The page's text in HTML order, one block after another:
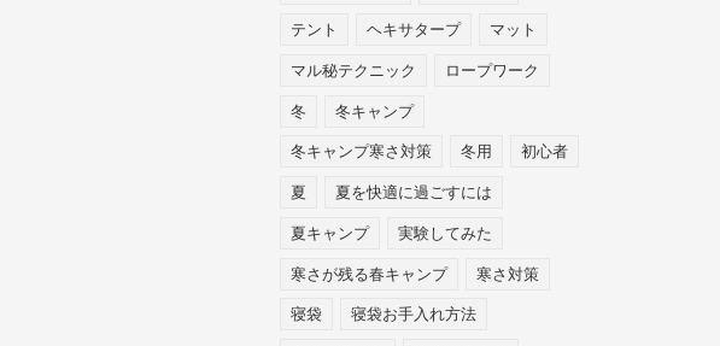
テント ヘキサタープ マット
マル秘テクニック ロープワーク
冬 冬キャンプ
冬キャンプ寒さ対策 冬用 初心者
夏 夏を快適に過ごすには
夏キャンプ 実験してみた
寒さが残る春キャンプ 寒さ対策
寝袋 寝袋お手入れ方法